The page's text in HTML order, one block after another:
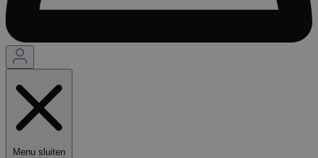
Menu sluiten